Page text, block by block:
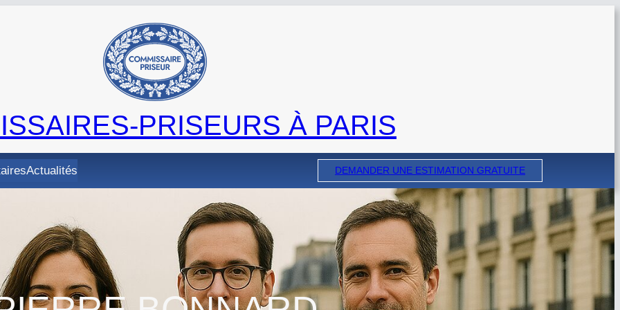
PRISEURS À PARIS
Actualités DEMANDER UNE ESTIMATION GRATUITE